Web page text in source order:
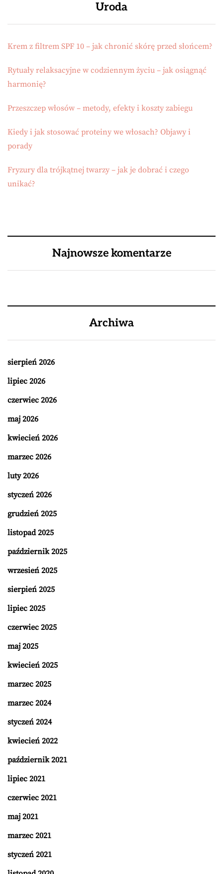
Uroda
Krem z filtrem SPF 10 – jak chronić skórę przed słońcem?
Rytuały relaksacyjne w codziennym życiu – jak osiągnąć
harmonię?
Przeszczep włosów – metody, efekty i koszty zabiegu
Kiedy i jak stosować proteiny we włosach? Objawy i
porady
Fryzury dla trójkątnej twarzy – jak je dobrać i czego
unikać?
Najnowsze komentarze
Archiwa
sierpień 2026
lipiec 2026
czerwiec 2026
maj 2026
kwiecień 2026
marzec 2026
luty 2026
styczeń 2026
grudzień 2025
listopad 2025
październik 2025
wrzesień 2025
sierpień 2025
lipiec 2025
czerwiec 2025
maj 2025
kwiecień 2025
marzec 2025
marzec 2024
styczeń 2024
kwiecień 2022
październik 2021
lipiec 2021
czerwiec 2021
maj 2021
marzec 2021
styczeń 2021